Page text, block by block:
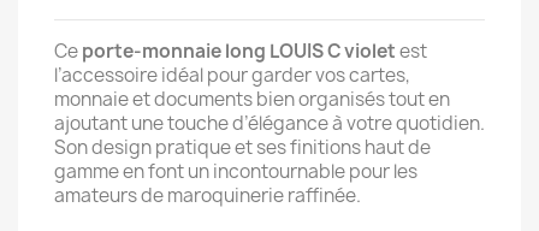
Ceporte-monnaie long LOUIS C violetest
l’accessoire idéal pour garder vos cartes,
monnaie et documents bien organisés tout en
ajoutant une touche d’élégance à votre quotidien.
Son design pratique et ses finitions haut de
gamme en font un incontournable pour les
amateurs de maroquinerie raffinée.